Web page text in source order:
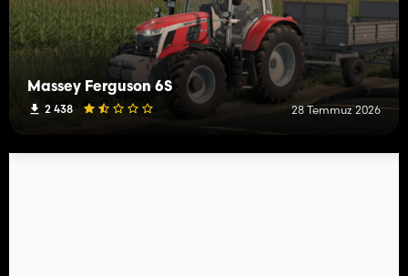
Massey Ferguson 6S
2 438 28 Temmuz 2026